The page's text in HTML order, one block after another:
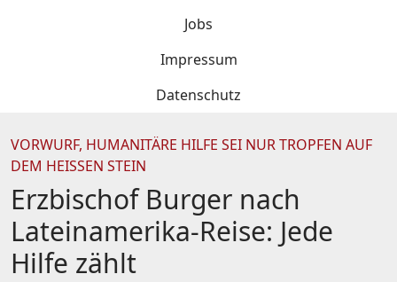
Jobs
Impressum
Datenschutz
VORWURF, HUMANITÄRE HILFE SEI NUR TROPFEN AUF
DEM HEISSEN STEIN
Erzbischof Burger nach
Lateinamerika-Reise: Jede
Hilfe zählt